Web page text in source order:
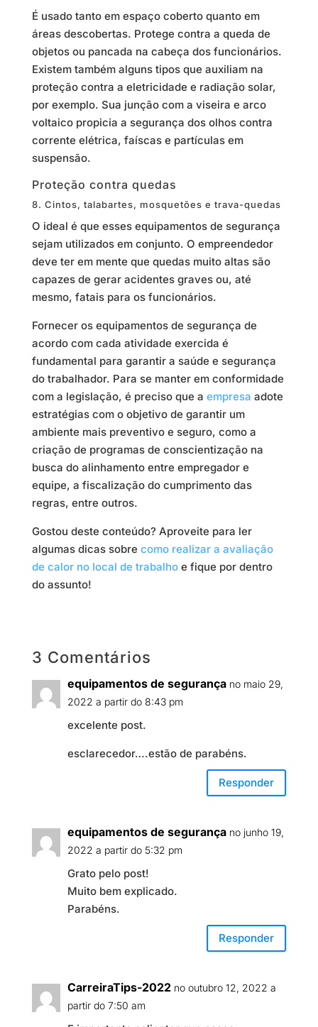
É usado tanto em espaço coberto quanto em
áreas descobertas. Protege contra a queda de
objetos ou pancada na cabeça dos funcionários.
Existem também alguns tipos que auxiliam na
proteção contra a eletricidade e radiação solar,
por exemplo. Sua junção com a viseira e arco
voltaico propicia a segurança dos olhos contra
corrente elétrica, faíscas e partículas em
suspensão.
Proteção contra quedas
8. Cintos, talabartes, mosquetões e trava-quedas
O ideal é que esses equipamentos de segurança
sejam utilizados em conjunto. O empreendedor
deve ter em mente que quedas muito altas são
capazes de gerar acidentes graves ou, até
mesmo, fatais para os funcionários.
Fornecer os equipamentos de segurança de
acordo com cada atividade exercida é
fundamental para garantir a saúde e segurança
do trabalhador. Para se manter em conformidade
com a legislação, é preciso que a empresa adote
estratégias com o objetivo de garantir um
ambiente mais preventivo e seguro, como a
criação de programas de conscientização na
busca do alinhamento entre empregador e
equipe, a fiscalização do cumprimento das
regras, entre outros.
Gostou deste conteúdo? Aproveite para ler
algumas dicas sobre como realizar a avaliação
de calor no local de trabalhoe fique por dentro
do assunto!
3 Comentários
equipamentos de segurança no maio 29,
2022 a partir do 8:43 pm
excelente post.
esclarecedor….estão de parabéns.
Responder
equipamentos de segurança no junho 19,
2022 a partir do 5:32 pm
Grato pelo post!
Muito bem explicado.
Parabéns.
Responder
CarreiraTips-2022 no outubro 12, 2022 a
partir do 7:50 am